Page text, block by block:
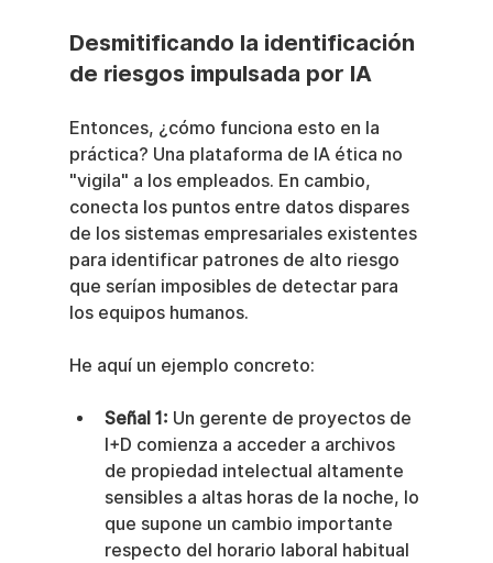
Desmitificando la identificación
de riesgos impulsada por IA
Entonces, ¿cómo funciona esto en la
práctica? Una plataforma de IA ética no
"vigila" a los empleados. En cambio,
conecta los puntos entre datos dispares
de los sistemas empresariales existentes
para identificar patrones de alto riesgo
que serían imposibles de detectar para
los equipos humanos.
He aquí un ejemplo concreto:
Señal 1: Un gerente de proyectos de
I+D comienza a acceder a archivos
de propiedad intelectual altamente
sensibles a altas horas de la noche, lo
que supone un cambio importante
respecto del horario laboral habitual